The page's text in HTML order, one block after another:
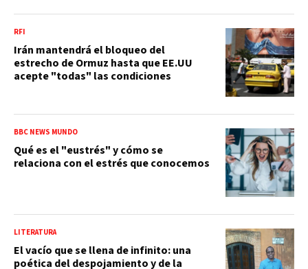
RFI
Irán mantendrá el bloqueo del
estrecho de Ormuz hasta que EE.UU
acepte "todas" las condiciones
BBC NEWS MUNDO
Qué es el "eustrés" y cómo se
relaciona con el estrés que conocemos
LITERATURA
El vacío que se llena de infinito: una
poética del despojamiento y de la